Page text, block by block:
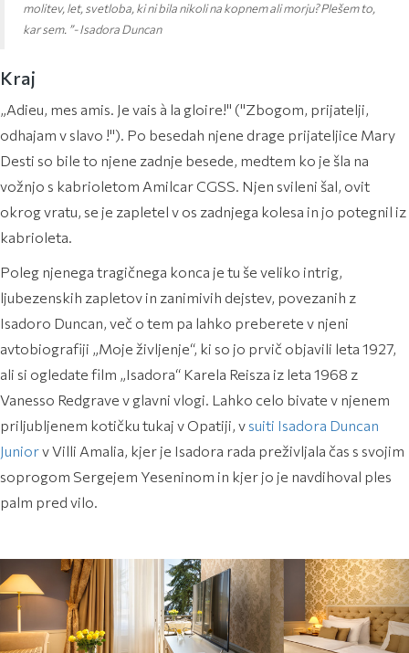
molitev, let, svetloba, ki ni bila nikoli na kopnem ali morju? Plešem to,
kar sem. ”- Isadora Duncan
Kraj
„Adieu, mes amis. Je vais à la gloire!" ("Zbogom, prijatelji,
odhajam v slavo !"). Po besedah njene drage prijateljice Mary
Desti so bile to njene zadnje besede, medtem ko je šla na
vožnjo s kabrioletom Amilcar CGSS. Njen svileni šal, ovit
okrog vratu, se je zapletel v os zadnjega kolesa in jo potegnil iz
kabrioleta.
Poleg njenega tragičnega konca je tu še veliko intrig,
ljubezenskih zapletov in zanimivih dejstev, povezanih z
Isadoro Duncan, več o tem pa lahko preberete v njeni
avtobiografiji „Moje življenje“, ki so jo prvič objavili leta 1927,
ali si ogledate film „Isadora“ Karela Reisza iz leta 1968 z
Vanesso Redgrave v glavni vlogi. Lahko celo bivate v njenem
priljubljenem kotičku tukaj v Opatiji, v suiti Isadora Duncan
Juniorv Villi Amalia, kjer je Isadora rada preživljala čas s svojim
soprogom Sergejem Yeseninom in kjer jo je navdihoval ples
palm pred vilo.